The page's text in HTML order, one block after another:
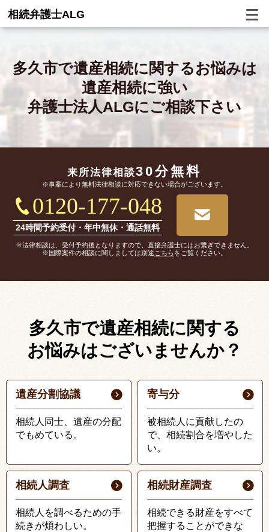
相続弁護士ALG
多久市で遺産相続に関するお悩みは
遺産相続に強い
弁護士法人ALGにご相談下さい
来所法律相談30分無料
※事案により無料法律相談に対応できない場合がございます。
0120-177-048
24時間予約受付・年中無休・通話無料
※法律相談は、受付予約後となりますので、直接弁護士にはお繋ぎできません。
※国際案件の相談に関しましては別途 こちらをご覧ください。
多久市で遺産相続に関する
お悩みはございませんか？
遺産分割協議
相続人同士、遺産の分配
でもめている。
寄与分
被相続人に貢献したの
で、相続割合を増やした
い。
相続人調査
相続人を調べるための手
続きが煩わしい。
相続財産調査
相続できる財産をすべて
把握することができな